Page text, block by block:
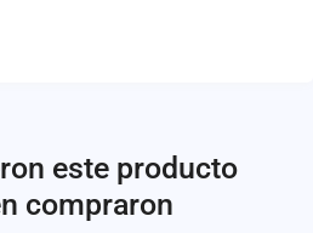
este producto
compraron